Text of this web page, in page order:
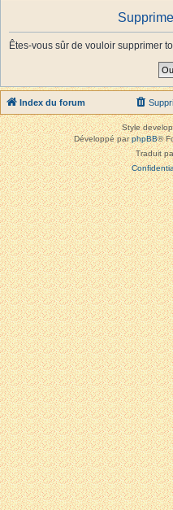
Êtes-vous sûr de vouloir supprimer
Index du forum
Style
Développé parphpBB®
Traduit